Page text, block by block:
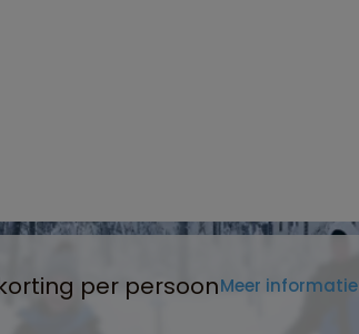
per persoonMeer informatie